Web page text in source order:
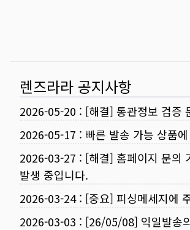
렌즈라라 공지사항
2026-05-20 : [해결] 통관정보 검증
2026-05-17 : 빠른 발송 가능 상품
2026-03-27 : [해결] 홈페이지 문의
발생 중입니다.
2026-03-24: [중요] 피싱메세지에
2026-03-03 : [26/05/08] 익일발송